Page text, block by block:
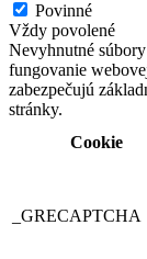
Povinné
Vždy povolené
Nevyhnutné
fungovanie
zabezpečujú
stránky.
Cookie
_GRECAPTCHA